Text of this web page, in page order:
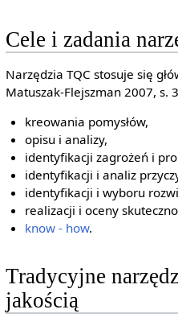
Cele i zadania
Narzędzia TQC stosuje się
Matuszak-Flejszman 2007, s.
kreowania pomysłów,
opisu i analizy,
identyfikacji zagrożeń i
identyfikacji i analiz
identyfikacji i wyboru
realizacji i oceny
know - how.
Tradycyjne
jakością